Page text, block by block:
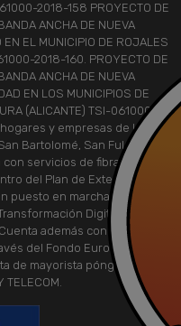
2018-158 PROYECTO DE
ANCHA DE NUEVA
EN EL MUNICIPIO DE ROJALES
2018-160. PROYECTO DE
ANCHA DE NUEVA
EN LOS MUNICIPIOS DE
(ALICANTE) TSI-061000-
y empresas de los
Bartolomé, San Fulgencio,
servicios de fibra óptica,
del Plan de Extensión de
puesto en marcha por el
Digital, en sus
además con el apoyo
del Fondo Europeo de
de mayorista póngase en